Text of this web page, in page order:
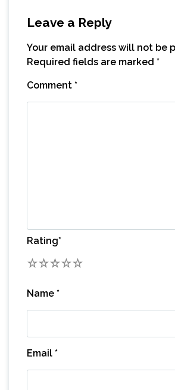
Leave a Reply
Your email address will not be
Required fields are marked *
Comment *
Rating*
5
4
3
2
Name *
Email *